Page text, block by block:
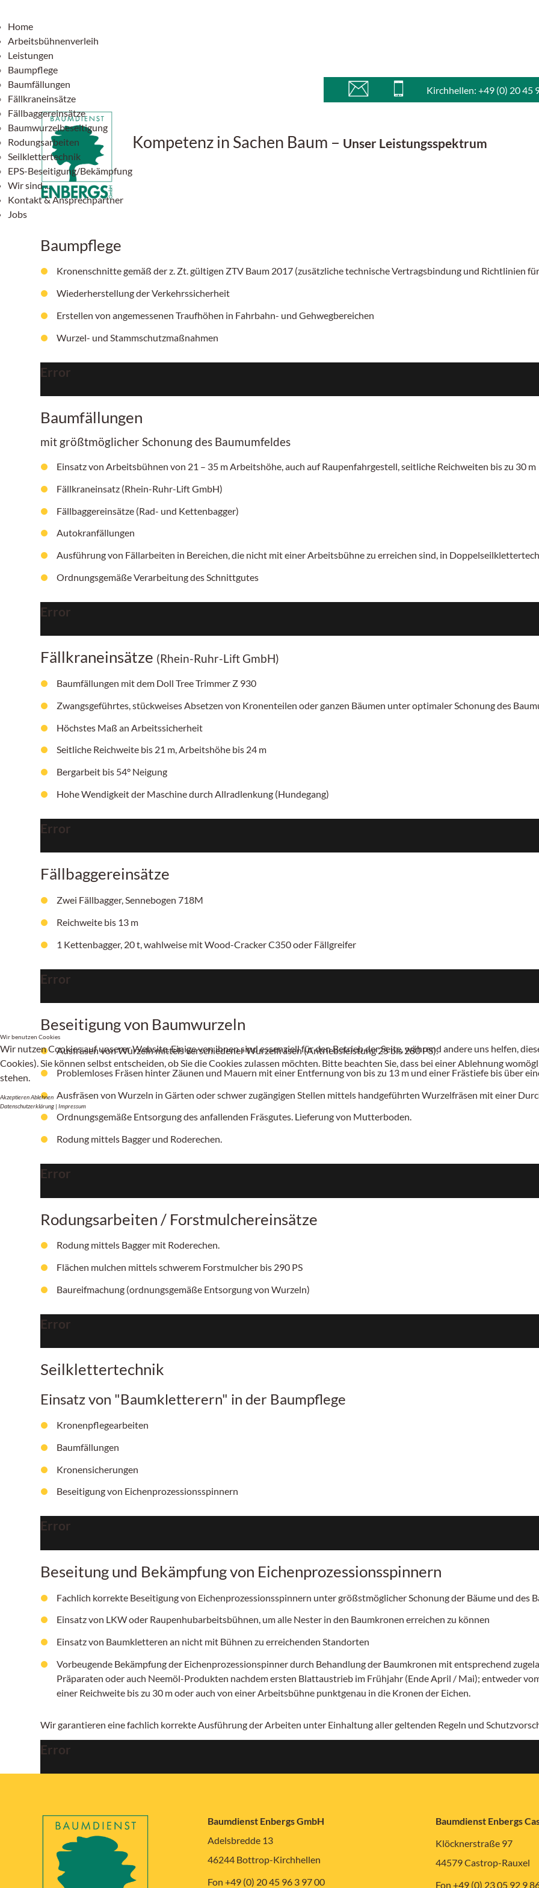
Home
Arbeitsbühnenverleih
Leistungen
Baumpflege
Baumfällungen
Fällkraneinsätze
Fällbaggereinsätze
Baumwurzelbeseitigung
Rodungsarbeiten
Seilklettertechnik
EPS-Beseitigung/Bekämpfung
Wir sind ...
Kontakt & Ansprechpartner
Jobs
Kirchhellen: +49 (0) 20 45
Kompetenz in Sachen Baum – Unser Leistungsspektrum
Baumpflege
Kronenschnitte gemäß der z. Zt. gültigen ZTV Baum 2017 (zusätzliche technische Vertragsbindung und Richtlinien
Wiederherstellung der Verkehrssicherheit
Erstellen von angemessenen Traufhöhen in Fahrbahn- und Gehwegbereichen
Wurzel- und Stammschutzmaßnahmen
Error
Baumfällungen
mit größtmöglicher Schonung des Baumumfeldes
Einsatz von Arbeitsbühnen von 21 – 35 mArbeitshöhe, auch auf Raupenfahrgestell, seitliche Reichweiten bis zu 30 m
Fällkraneinsatz (Rhein-Ruhr-Lift GmbH)
Fällbaggereinsätze (Rad- und Kettenbagger)
Autokranfällungen
Ausführung von Fällarbeiten in Bereichen, die nicht mit einer Arbeitsbühne zu erreichen sind, in
Ordnungsgemäße Verarbeitung des Schnittgutes
Error
Fällkraneinsätze (Rhein-Ruhr-Lift GmbH)
Baumfällungen mit dem Doll Tree Trimmer Z 930
Zwangsgeführtes, stückweises Absetzen von Kronenteilen oder ganzen Bäumen unter optimaler Schonung des
Höchstes Maß an Arbeitssicherheit
Seitliche Reichweite bis 21 m, Arbeitshöhe bis 24 m
Bergarbeit bis 54° Neigung
Hohe Wendigkeit der Maschine durch Allradlenkung (Hundegang)
Error
Fällbaggereinsätze
Zwei Fällbagger, Sennebogen 718M
Reichweite bis 13 m
1 Kettenbagger, 20 t, wahlweise mit Wood-Cracker C350 oder Fällgreifer
Error
Beseitigung von Baumwurzeln
Ausfräsen von Wurzeln mittels verschiedener Wurzelfräsen (Antriebsleistung 25 bis 280 PS).
Problemloses Fräsen hinter Zäunen und Mauern mit einer Entfernung von bis zu 13 m und einer Frästiefe bis über
Ausfräsen von Wurzeln in Gärten oder schwer zugängigen Stellen mittels handgeführten Wurzelfräsen mit einer
Ordnungsgemäße Entsorgung des anfallenden Fräsgutes. Lieferung von Mutterboden.
Rodung mittels Bagger und Roderechen.
Error
Rodungsarbeiten / Forstmulchereinsätze
Rodung mittels Bagger mit Roderechen.
Flächen mulchen mittels schwerem Forstmulcher bis 290 PS
Baureifmachung (ordnungsgemäße Entsorgung von Wurzeln)
Error
Seilklettertechnik
Einsatz von "Baumkletterern" in der Baumpflege
Kronenpflegearbeiten
Baumfällungen
Kronensicherungen
Beseitigung von Eichenprozessionsspinnern
Error
Beseitung und Bekämpfung von Eichenprozessionsspinnern
Fachlich korrekte Beseitigung von Eichenprozessionsspinnern unter größstmöglicher Schonung der Bäume und des
Einsatz von LKW oder Raupenhubarbeitsbühnen, um alle Nester in den Baumkronen erreichen zu können
Einsatz von Baumkletteren an nicht mit Bühnen zu erreichenden Standorten
Vorbeugende Bekämpfung der Eichenprozessionspinner durch Behandlung der Baumkronen mit entsprechend
Präparaten oder auch Neemöl-Produkten nachdem ersten Blattaustrieb im Frühjahr (Ende April / Mai); entweder
einer Reichweite bis zu 30 m oder auch von einer Arbeitsbühne punktgenau in die Kronen der Eichen.
Wir garantieren eine fachlich korrekte Ausführung der Arbeiten unter Einhaltung aller geltenden Regeln und
Error
Baumdienst Enbergs GmbH
Adelsbredde 13
46244 Bottrop-Kirchhellen
Fon +49 (0) 20 45 96 3 97 00
Baumdienst Enbergs
Klöcknerstraße 97
44579 Castrop-Rauxel
Fon +49 (0) 23 05 92 9
Wir benutzen Cookies
Wir nutzen Cookies auf unserer Website. Einige von ihnen sind essenziell für den Betrieb der Seite, während andere uns helfen,
Cookies). Sie können selbst entscheiden, ob Sie die Cookies zulassen möchten. Bitte beachten Sie, dass bei einer Ablehnung
stehen.
AkzeptierenAblehnen
Datenschutzerklärung | Impressum